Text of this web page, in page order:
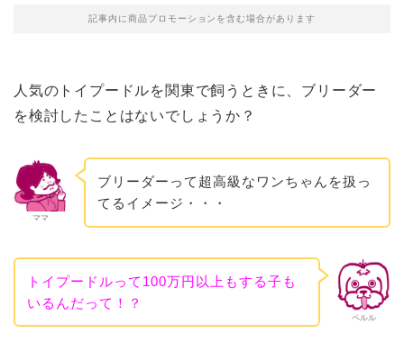
記事内に商品プロモーションを含む場合があります
人気のトイプードルを関東で飼うときに、ブリーダー
を検討したことはないでしょうか？
ママ
ブリーダーって超高級なワンちゃんを扱っ
てるイメージ・・・
ペルル
トイプードルって100万円以上もする子も
いるんだって！？